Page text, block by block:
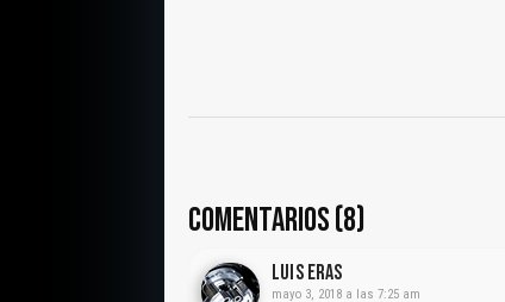
COMENTARIOS (8)
LUIS ERAS
mayo 3, 2018 a las 7:25 am